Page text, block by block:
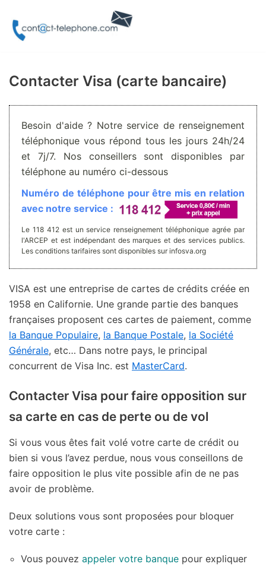
Aller
Contacter Visa (carte bancaire)
Besoin d'aide ? Notre service de renseignement
téléphonique vous répond tous les jours 24h/24
et 7j/7. Nos conseillers sont disponibles par
téléphone au numéro ci-dessous
Numéro de téléphone pour être mis en relation
avec notre service :
Le 118 412 est un service renseignement téléphonique agrée par
l'ARCEP et est indépendant des marques et des services publics.
Les conditions tarifaires sont disponibles sur infosva.org
VISA est une entreprise de cartes de crédits créée en
1958 en Californie. Une grande partie des banques
françaises proposent ces cartes de paiement, comme
la Banque Populaire, la Banque Postale, la Société
Générale, etc… Dans notre pays, le principal
concurrent de Visa Inc. est MasterCard.
Contacter Visa pour faire opposition sur
sa carte en cas de perte ou de vol
Si vous vous êtes fait volé votre carte de crédit ou
bien si vous l’avez perdue, nous vous conseillons de
faire opposition le plus vite possible afin de ne pas
avoir de problème.
Deux solutions vous sont proposées pour bloquer
votre carte :
Vous pouvez appeler votre banque pour expliquer